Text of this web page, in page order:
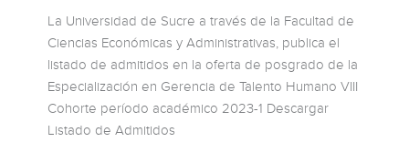
La Universidad de Sucre a través de la Facultad de
Ciencias Económicas y Administrativas, publica el
listado de admitidos en la oferta de posgrado de la
Especialización en Gerencia de Talento Humano VIII
Cohorte período académico 2023-1 Descargar
Listado de Admitidos